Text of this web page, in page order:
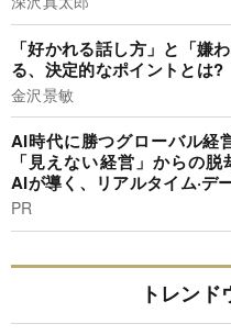
「好かれる話し方」と「嫌
る、決定的なポイントとは?
金沢景敏
AI時代に勝つグローバル経
「見えない経営」からの
AIが導く、リアルタイム·デ
PR
トレンド